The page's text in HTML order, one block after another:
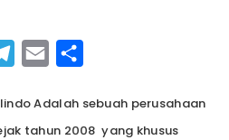
Telegram
Email
Adalah sebuah perusahaan
tahun 2008 yang khusus